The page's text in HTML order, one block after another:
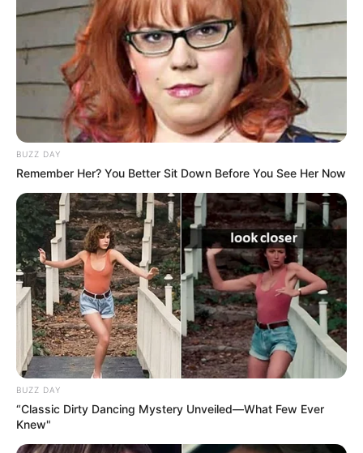
“A nagyszüleim így ünnepelték a hatvanadik
évfordulójukat.”